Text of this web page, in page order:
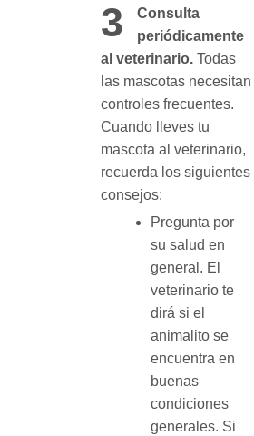
3
Consulta
periódicamente
al veterinario. Todas
las mascotas necesitan
controles frecuentes.
Cuando lleves tu
mascota al veterinario,
recuerda los siguientes
consejos:
Pregunta por
su salud en
general. El
veterinario te
dirá si el
animalito se
encuentra en
buenas
condiciones
generales. Si